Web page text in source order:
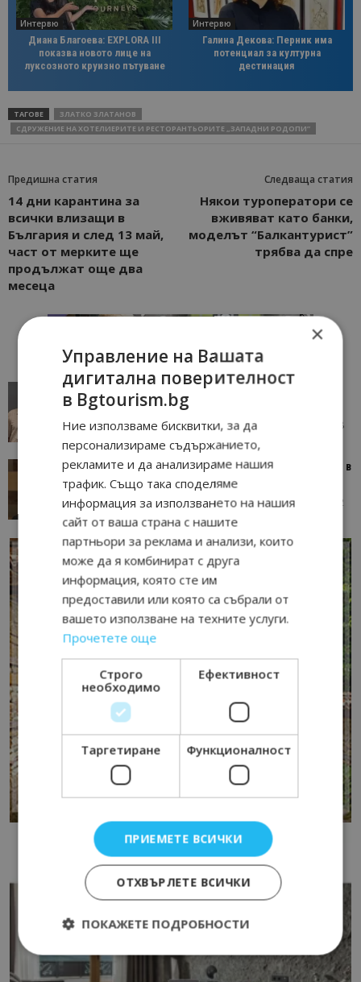
Интервю
Диана Благоева: EXPLORA III
показва новото лице на
луксозното круизно пътуване
Интервю
Галина Декова: Перник има
потенциал за културна
дестинация
ТАГОВЕ
ЗЛАТКО ЗЛАТАНОВ
СДРУЖЕНИЕ НА ХОТЕЛИЕРИТЕ И РЕСТОРАНТЬОРИТЕ „ЗАПАДНИ РОДОПИ”
Предишна статия
14 дни карантина за
всички влизащи в
България и след 13 май,
част от мерките ще
продължат още два
месеца
Следваща статия
Някои туроператори се
вживяват като банки,
моделът “Балкантурист”
трябва да спре
AI в туризма: защо камериерка може да се
окаже по-трудна за...
AI Travel Economy с Елица Стоилова 05/08/2026 08:28
Тим Браун: Хотелите губят пари заради грешки в
данните и липсващи...
AI Travel Economy с Елица Стоилова 13/07/2026 09:02
×
Управление на Вашата
дигитална поверителност
в Bgtourism.bg
Ние използваме бисквитки, за да
персонализираме съдържанието,
рекламите и да анализираме нашия
трафик. Също така споделяме
информация за използването на нашия
сайт от ваша страна с нашите
партньори за реклама и анализи, които
може да я комбинират с друга
информация, която сте им
предоставили или която са събрали от
вашето използване на техните услуги.
Прочетете още
Строго
необходимо
Ефективност
Таргетиране Функционалност
ПРИЕМЕТЕ ВСИЧКИ
ОТХВЪРЛЕТЕ ВСИЧКИ
ПОКАЖЕТЕ ПОДРОБНОСТИ